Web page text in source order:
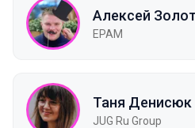
Алексей
EPAM
Таня Денисюк
JUG Ru Group